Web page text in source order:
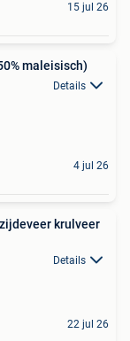
15 jul 26
maleisisch)
Details
4 jul 26
krulveer
Details
22 jul 26